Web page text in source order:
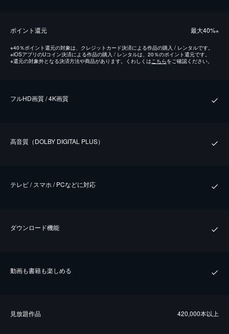
ポイント還元 最⼤40%※
※40％ポイント還元の対象は、クレジットカード決済による作品の購入 / レンタルです。
※iOSアプリのUコイン決済による作品の購入 / レンタルは、20％のポイント還元です。
※還元の対象外となる決済方法や商品があります。くわしくはこちらをご確認ください。
フルHD画質 / 4K画質
⾼⾳質（DOLBY DIGITAL PLUS）
テレビ / スマホ / PCなどに対応
ダウンロード機能
動画も書籍も楽しめる
⾒放題作品 420,000本以上